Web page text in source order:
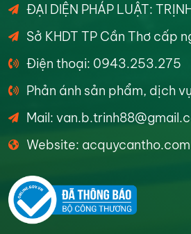
ĐẠI DIỆN PHÁP LUẬT:
Sở KHDT TP Cần Thơ cấp
Điện thoại: 0943.253.275
Phản ánh sản phẩm, dịch
Mail:
Website: